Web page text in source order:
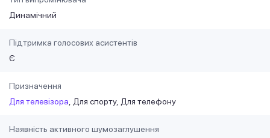
Динамічний
Підтримка голосових асистентів
Є
Призначення
Для телевізора
Для спорту Для телефону
Наявність активного шумозаглушення